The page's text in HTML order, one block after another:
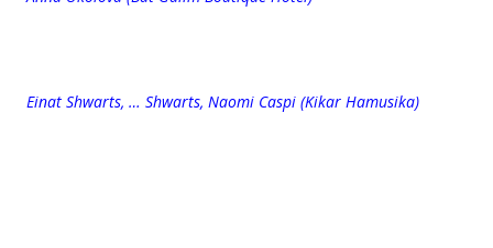
Einat Shwarts, … Shwarts, Naomi Caspi (Kikar Hamusika)